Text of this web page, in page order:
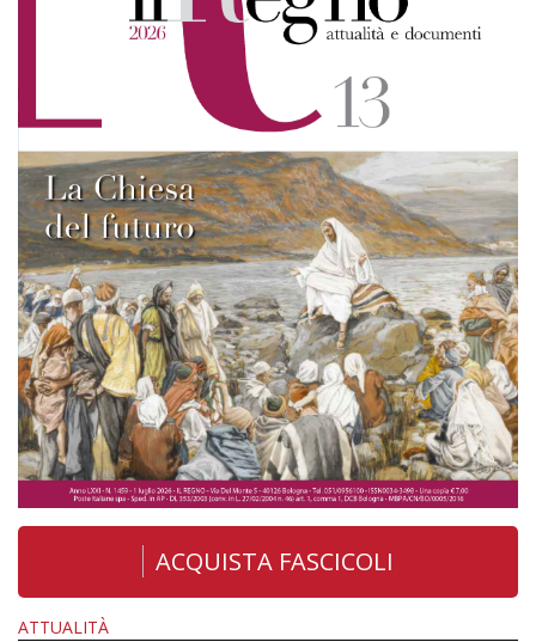
ACQUISTA FASCICOLI
ATTUALITÀ